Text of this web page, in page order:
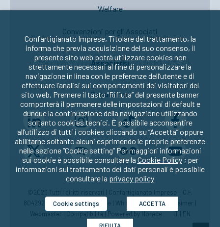
Welfare
Convenzioni per gli Associati
Associarsi
Seguici su:
©2026 Tutti i diritti riservati | Confartigianato Imprese – C.F.
80429270582 |Privacy|Cookie Whistleblowing|Disclaimer
Webmaster|Compatibilità| Powered by Horace IT EN
Confartigianato Imprese, Titolare del trattamento, la
informa che previa acquisizione del suo consenso, il
presente sito web potrà utilizzare cookies non
strettamente necessari al fine di personalizzare la
navigazione in linea con le preferenze dell’utente e di
effettuare l’analisi sui comportamenti dei visitatori del
sito web. Premere il tasto “Rifiuta” del presente banner
comporterà il permanere delle impostazioni di default e
dunque la continuazione della navigazione utilizzando
soltanto cookies tecnici. È possibile acconsentire
all’utilizzo di tutti i cookies cliccando su “Accetta” oppure
abilitarne soltanto alcuni esprimendo le proprie preferenze
nella sezione “Cookie setting” Per maggiori informazioni
sui cookie è possibile consultare la Cookie Policy; per
informazioni sul trattamento dei dati personali è possibile
consultare la privacy policy
Cookie settings ACCETTA